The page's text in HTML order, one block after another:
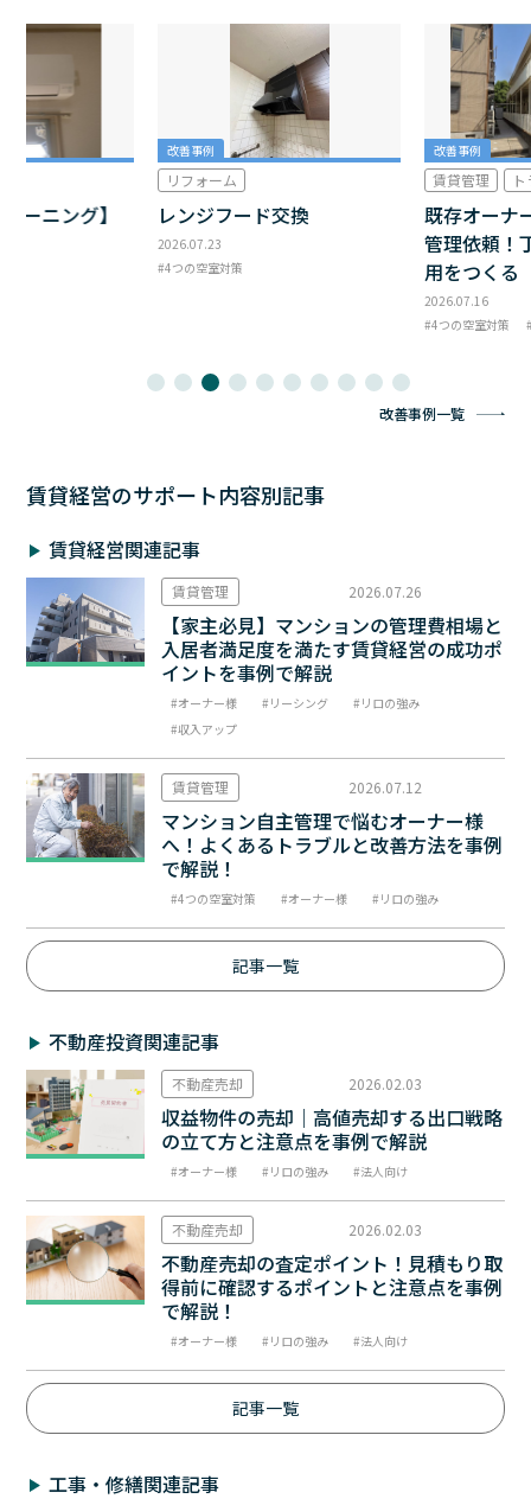
ーニング】
改善事例
リフォーム
レンジフード交換
2026.07.23
4つの空室対策
改善事例
賃貸管理
既存オーナ
管理依頼！
用をつくる
2026.07.16
4つの空室対策
改善事例一覧
賃貸経営のサポート内容別記事
賃貸経営関連記事
賃貸管理 2026.07.26
【家主必見】マンションの管理費相場と
入居者満足度を満たす賃貸経営の成功ポ
イントを事例で解説
オーナー様 リーシング
リロの強み
収入アップ
賃貸管理 2026.07.12
マンション自主管理で悩むオーナー様
へ！よくあるトラブルと改善方法を事例
で解説！
4つの空室対策 オーナー様 リロの強み
記事一覧
不動産投資関連記事
不動産売却 2026.02.03
収益物件の売却｜高値売却する出口戦略
の立て方と注意点を事例で解説
オーナー様 リロの強み 法人向け
不動産売却 2026.02.03
不動産売却の査定ポイント！見積もり取
得前に確認するポイントと注意点を事例
で解説！
オーナー様 リロの強み 法人向け
記事一覧
工事・修繕関連記事